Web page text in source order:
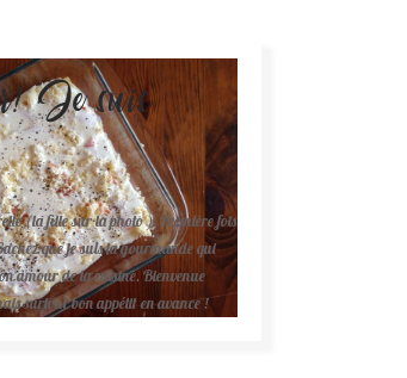
Je suis
(la fille sur la photo ). Première fois
que je suis la gourmande qui
amour de la cuisine. Bienvenue
surtout bon appétit en avance !